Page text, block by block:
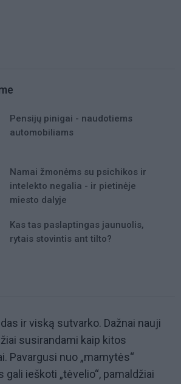
Pensijų pinigai - naudotiems
automobiliams
Namai žmonėms su psichikos ir
intelekto negalia - ir pietinėje
miesto dalyje
Kas tas paslaptingas jaunuolis,
rytais stovintis ant tilto?
ir viską sutvarko. Dažnai nauji
susirandami kaip kitos
Pavargusi nuo „mamytės“
ieškoti „tėvelio“, pamaldžiai